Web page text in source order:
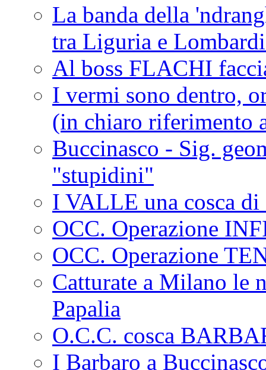
La banda della
tra Liguria e
Al boss FLACHI
I vermi sono dentro,
(in chiaro riferimento
Buccinasco - Sig.
"stupidini"
I VALLE una cosca
OCC. Operazione
OCC. Operazione
Catturate a Milano le
Papalia
O.C.C. cosca
I Barbaro a